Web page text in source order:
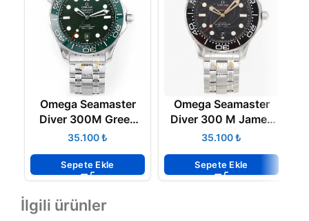
Omega Seamaster
Diver 300M Green
Steel Super Clone Eta
₺
Sepete Ekle
Omega Seamaster
Diver 300 M James
Bond Super Clone
₺
Sepete Ekle
İlgili ürünler